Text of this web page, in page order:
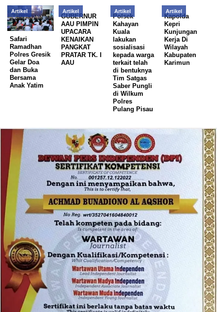
Artikel
Safari
Ramadhan
Polres Gresik
Gelar Doa
dan Buka
Bersama
Anak Yatim
Artikel
GUBERNUR
AAU PIMPIN
UPACARA
KENAIKAN
PANGKAT
PRATAR TK. I
AAU
Artikel
Polsek
Kahayan
Kuala
lakukan
sosialisasi
kepada warga
terkait telah
di bentuknya
Tim Satgas
Saber Pungli
di Wilkum
Polres
Pulang Pisau
Artikel
Kapolda
Kepri
Kunjungan
Kerja Di
Wilayah
Kabupaten
Karimun